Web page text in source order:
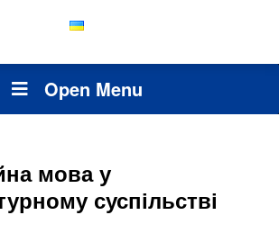
Open Menu
мова у
суспільстві